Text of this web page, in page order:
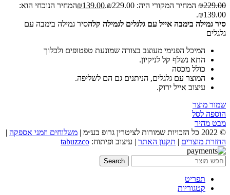
₪229.00 המחיר המקורי היה: ₪229.00. ₪139.00
המחיר הנוכחי הוא:
₪139.00.
סיר גמילה בימבה אייל עם גלגלים לגמילה קלהסיר גמילה בימבה עם
גלגלים
המיכל הפנימי מעוצב בצורה שמונעת טפטופים ולכלוך
התא נשלף קל לניקיון.
כולל מכסה
המוצר עם גלגלים, הניתנים גם הם לשליפה.
עיצוב אייל ירוק.
שמור מוצר
הוספה לסל
מבט מהיר
© 2022 כל הזכויות שמורות לציטרין גרופ בע״מ |
משלוחים וזמני אספקה |
החזרת מוצרים | תקנון האתר | עיצוב ופיתוח: tabuzzco
Search
תפריט
קטגוריות